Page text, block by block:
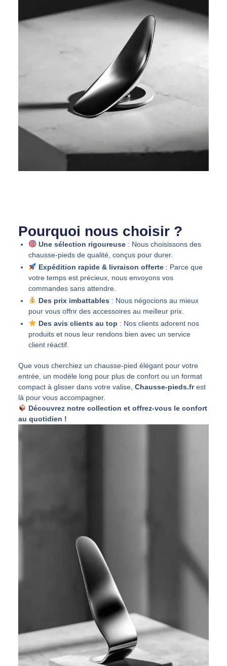
Pourquoi nous choisir ?
Une sélection rigoureuse: Nous choisissons des
chausse-pieds de qualité, conçus pour durer.
Expédition rapide & livraison offerte: Parce que
votre temps est précieux, nous envoyons vos
commandes sans attendre.
Des prix imbattables : Nous négocions au mieux
pour vous offrir des accessoires au meilleur prix.
Des avis clients au top : Nos clients adorent nos
produits et nous leur rendons bien avec un service
client réactif.
Que vous cherchiez un chausse-pied élégant pour votre
entrée, un modèle long pour plus de confort ou un format
compact à glisser dans votre valise, Chausse-pieds.frest
là pour vous accompagner.
Découvrez notre collection et offrez-vous le confort
au quotidien !